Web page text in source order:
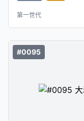
第一世代
#0095